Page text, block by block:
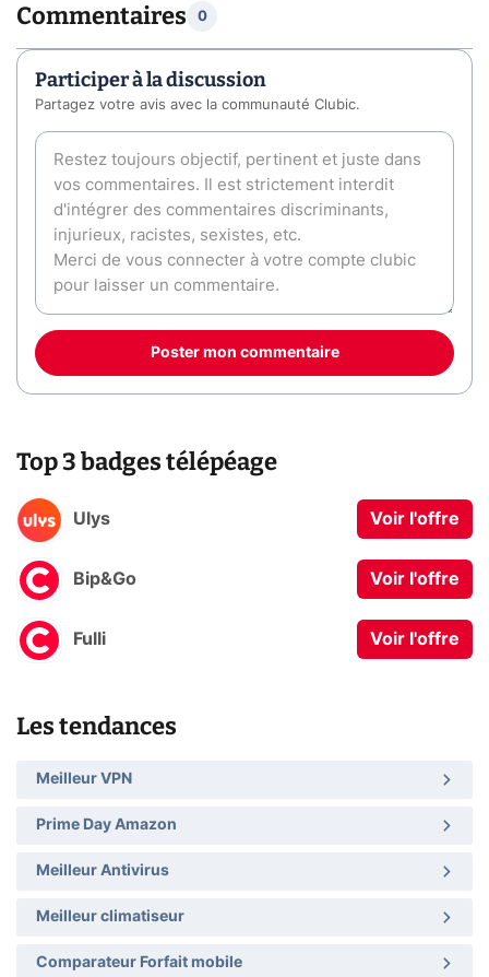
Commentaires 0
Participer à la discussion
Partagez votre avis avec la communauté Clubic.
Poster mon commentaire
Top 3 badges télépéage
Ulys Voir l'offre
Bip&Go Voir l'offre
Fulli Voir l'offre
Les tendances
Meilleur VPN
Prime Day Amazon
Meilleur Antivirus
Meilleur climatiseur
Comparateur Forfait mobile